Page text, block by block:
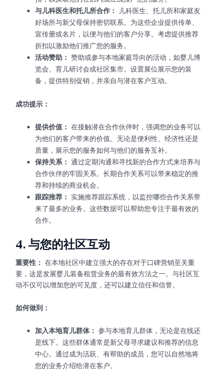
与儿科医生和托儿所合作：
儿科医生、托儿所和家庭友
好场所与新父母保持密切联系。为这些企业提供传单、
宣传册或名片，以便与他们的客户分享。考虑提供推荐
折扣以激励他们推广您的服务。
活动赞助： 赞助或参与本地家庭导向的活动，如婴儿博
览会、育儿研讨会或社区集市。设置展位展示您的装
备，提供特别促销，并亲自与潜在客户互动。
成功提示：
提供价值： 在接触潜在合作伙伴时，强调您的业务可以
为他们的客户带来的价值。无论是便利性、经济性还是
质量，展示您的服务如何与他们的服务互补。
保持关系： 通过定期沟通和寻找新的合作方式来培养与
合作伙伴的牢固关系。长期合作关系可以带来稳定的推
荐和持续的商业机会。
跟踪推荐： 实施推荐跟踪系统，以监控哪些合作关系带
来了最多的业务。这些数据可以帮助您专注于最有效的
合作。
4. 与您的社区互动
重要性： 在本地社区中建立强大的存在对于口碑营销至关重
要，这是发展婴儿装备租赁业务的最有效方法之一。与社区互
动不仅可以增加您的可见度，还可以建立信任和信誉。
如何做到：
加入本地育儿群体： 参与本地育儿群体，无论是在线还
是线下。这些群体通常是新父母寻求建议和推荐的信息
中心。通过成为活跃、有帮助的成员，您可以自然地将
您的业务介绍给潜在客户。